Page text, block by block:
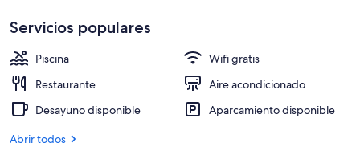
2 piscinas al aire libre, sombrillas,
Servicios populares
Piscina
Wifi gratis
Restaurante
Aire acondicionado
Desayuno disponible
Aparcamiento disponible
Abrir todos